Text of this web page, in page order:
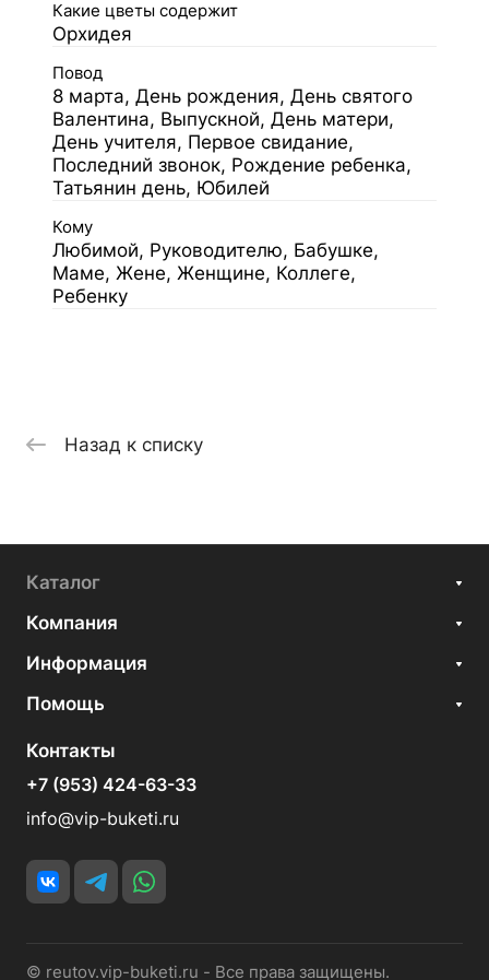
Какие цветы содержит
Орхидея
Повод
8 марта, День рождения, День святого
Валентина, Выпускной, День матери,
День учителя, Первое свидание,
Последний звонок, Рождение ребенка,
Татьянин день, Юбилей
Кому
Любимой, Руководителю, Бабушке,
Маме, Жене, Женщине, Коллеге,
Ребенку
Назад к списку
Каталог
Компания
Информация
Помощь
Контакты
+7 (953) 424-63-33
info@vip-buketi.ru
© reutov.vip-buketi.ru - Все права защищены.